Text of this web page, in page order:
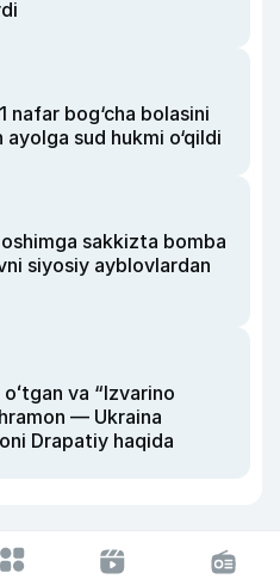
nafar bog‘cha bolasini
sud hukmi o‘qildi
sakkizta bomba
siyosiy ayblovlardan
va “Izvarino
— Ukraina
Drapatiy haqida